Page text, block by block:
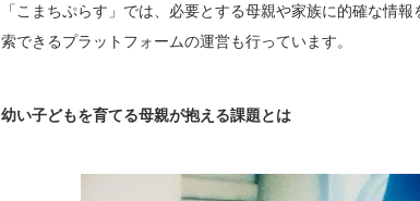
「こまちぷらす」では、必要とする母親や家族に的確な情
索できるプラットフォームの運営も行っています。
幼い子どもを育てる母親が抱える課題とは